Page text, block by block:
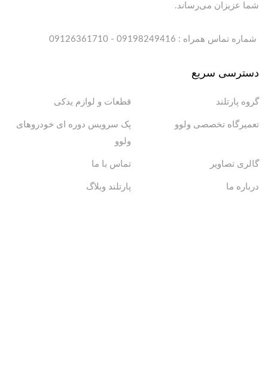
شما عزیزان می‌رساند.
شماره تماس همراه : 09198249416 - 09126361710
دسترسی سریع
گروه پارتلند قطعات و لوازم یدکی
تعمیرگاه تخصصی ولوو
پک سرویس دوره ای خودروهای
ولوو
گالری تصاویر تماس با ما
درباره ما پارتلند وبلاگ